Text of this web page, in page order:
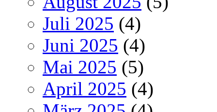
Juli 2025 (4)
Juni 2025 (4)
Mai 2025 (5)
April 2025 (4)